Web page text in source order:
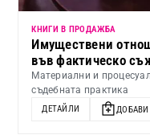
КНИГИ В ПРОДАЖБА
Имуществени
във фактическо
Материални и
съдебната практика
ДЕТАЙЛИ ДОБАВИ